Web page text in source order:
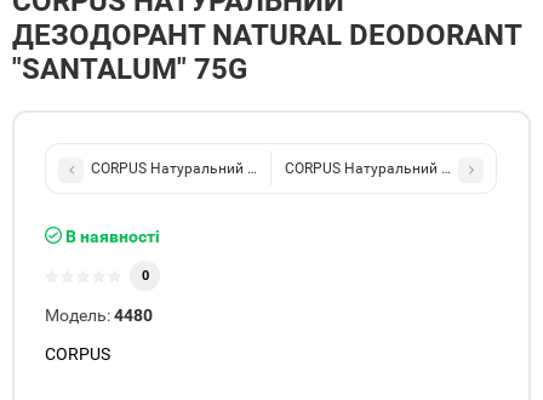
ДЕЗОДОРАНТ NATURAL DEODORANT
"SANTALUM" 75G
CORPUS Натуральний дезодорант Natural Deodorant "Neroli" 75g
CORPUS Натуральний дезодорант
В наявності
0
Модель:4480
CORPUS